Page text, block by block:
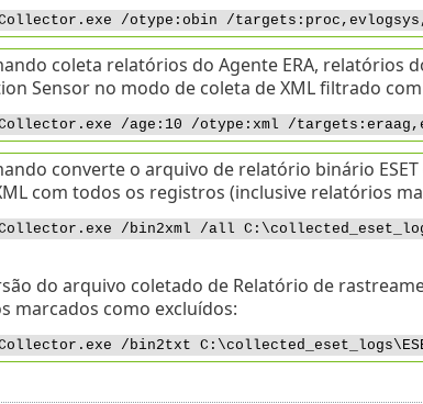
/otype:obin /
coleta relatórios do Agente ERA, relatórios
Sensor no modo de coleta de XML filtrado
/age:10 /otype:xml /
converte o arquivo de relatório binário
com todos os registros (inclusive relatórios
/bin2xml /all
do arquivo coletado de Relatório de
marcados como excluídos:
/bin2txt